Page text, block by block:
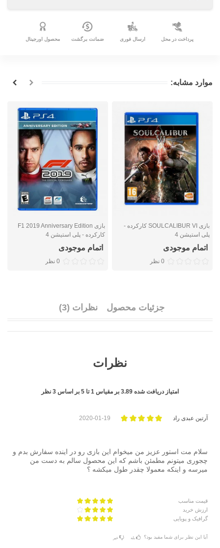
پرداخت در محل ارسال فوری ضمانت برگشت محصول اورجینال
موارد مشابه:
بازی SOULCALIBUR VI کارکرده -
پلی استیشن 4
اتمام موجودی
0 نظر
بازی F1 2019 Anniversary Edition
کارکرده - پلی استیشن 4
اتمام موجودی
0 نظر
جزئیات محصول نظرات (3)
نظرات
امتیاز دریافت شده 3.89 بر مقیاس 1تا 5 بر اساس 3 نظر
آرتین عبدی راد 2020-01-19
سلام مت استور عزیز من میخوام این بازی رو در اینده سفارش بدم و
چجوری میتونم مطمئن باشم که این محصول سالم به دست من
میرسه و اینکه معمولا چقدر طول میکشه ؟
قیمت مناسب
ارزش خرید
گرافیک و پویایی
آیا این نظر برای شما مفید بود؟ بله خیر